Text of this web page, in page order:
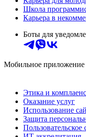
Школа
Карьера в
Боты для
Мобильное приложение
Этика и комплаенс
Оказание услуг
Использование
Защита
Пользовательское